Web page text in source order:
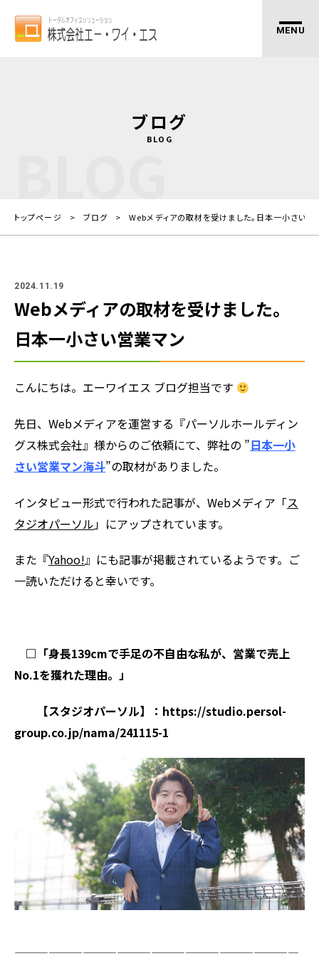
ブログ
BLOG
トップページ ブログ Webメディアの取材を受けました。日本一小さい営
2024.11.19
Webメディアの取材を受けました。
日本一小さい営業マン
こんにちは。エーワイエス ブログ担当です
先日、Webメディアを運営する『パーソルホールディン
グス株式会社』様からのご依頼にて、弊社の ”日本一小
さい営業マン海斗”の取材がありました。
インタビュー形式で行われた記事が、Webメディア 「ス
タジオパーソル 」にアップされています。
また『Yahoo!』にも記事が掲載されているようです。ご
一読いただけると幸いです。
□「身長139cmで手足の不自由な私が、営業で売上
No.1を獲れた理由。」
【スタジオパーソル】 ： https://studio.persol-
group.co.jp/nama/241115-1
—————————————————————————